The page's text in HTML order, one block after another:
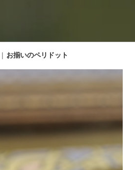
お揃いのペリドット